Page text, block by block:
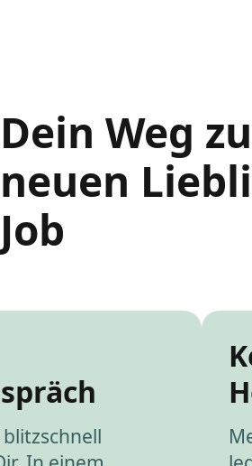
Dein Weg
neuen
Job